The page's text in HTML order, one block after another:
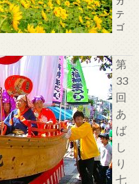
テ
ゴ
第
33
回
あ
ば
し
り
七